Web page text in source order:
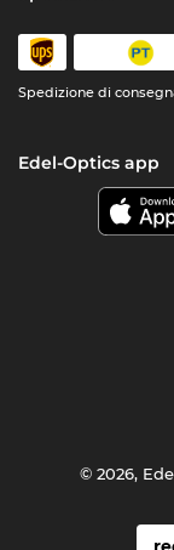
Spedizione di
Edel-Optics app
© 2026,